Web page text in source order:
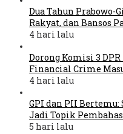
Dua Tahun Prabowo-
Rakyat, dan Bansos
4 hari lalu
Dorong Komisi 3
Financial Crime
4 hari lalu
GPI dan PII
Jadi Topik
5 hari lalu